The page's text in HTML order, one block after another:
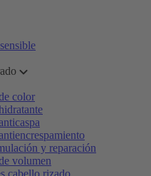
color
y reparación
volumen
cabello rizado